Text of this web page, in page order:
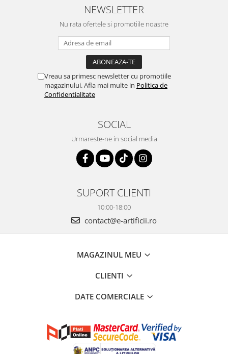
NEWSLETTER
Nu rata ofertele si promotiile noastre
Vreau sa primesc newsletter cu promotiile
magazinului. Afla mai multe in Politica de
Confidentialitate
SOCIAL
Urmareste-ne in social media
SUPORT CLIENTI
10:00-18:00
contact@e-artificii.ro
MAGAZINUL MEU
CLIENTI
DATE COMERCIALE